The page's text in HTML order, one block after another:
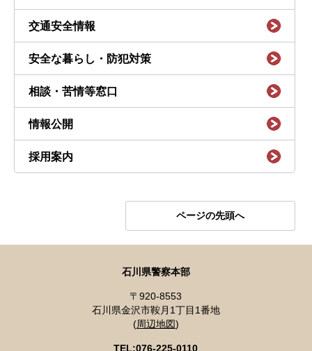
交通安全情報
安全な暮らし・防犯対策
相談・苦情等窓口
情報公開
採用案内
ページの先頭へ
石川県警察本部
〒920-8553
石川県金沢市鞍月1丁目1番地
(周辺地図)
TEL:076-225-0110